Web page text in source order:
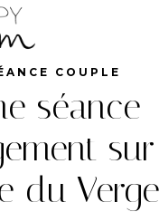
COUPLE
séance
du